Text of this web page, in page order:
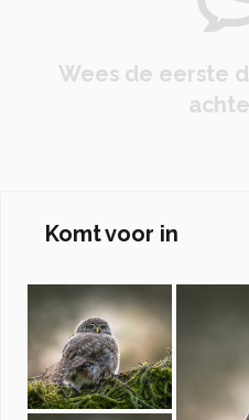
Wees de eerste
Komt voor in